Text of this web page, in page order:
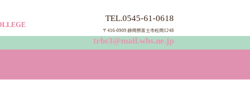
TEL.0545-61-0618
〒416-0909 静岡県富士市松岡1248
trbs3@mail.wbs.ne.jp